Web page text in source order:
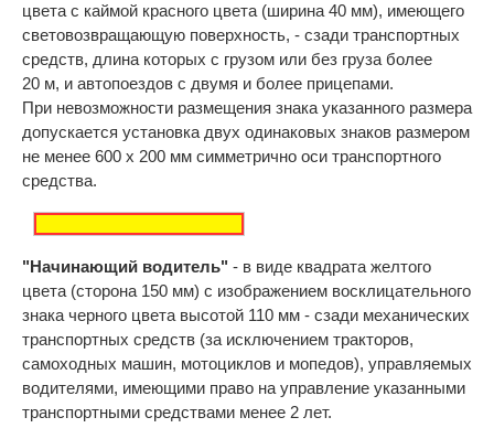
цвета с каймой красного цвета (ширина 40 мм), имеющего
световозвращающую поверхность, - сзади транспортных
средств, длина которых с грузом или без груза более
20 м, и автопоездов с двумя и более прицепами.
При невозможности размещения знака указанного размера
допускается установка двух одинаковых знаков размером
не менее 600 x 200 мм симметрично оси транспортного
средства.
"Начинающий водитель" - в виде квадрата желтого
цвета (сторона 150 мм) с изображением восклицательного
знака черного цвета высотой 110 мм - сзади механических
транспортных средств (за исключением тракторов,
самоходных машин, мотоциклов и мопедов), управляемых
водителями, имеющими право на управление указанными
транспортными средствами менее 2 лет.